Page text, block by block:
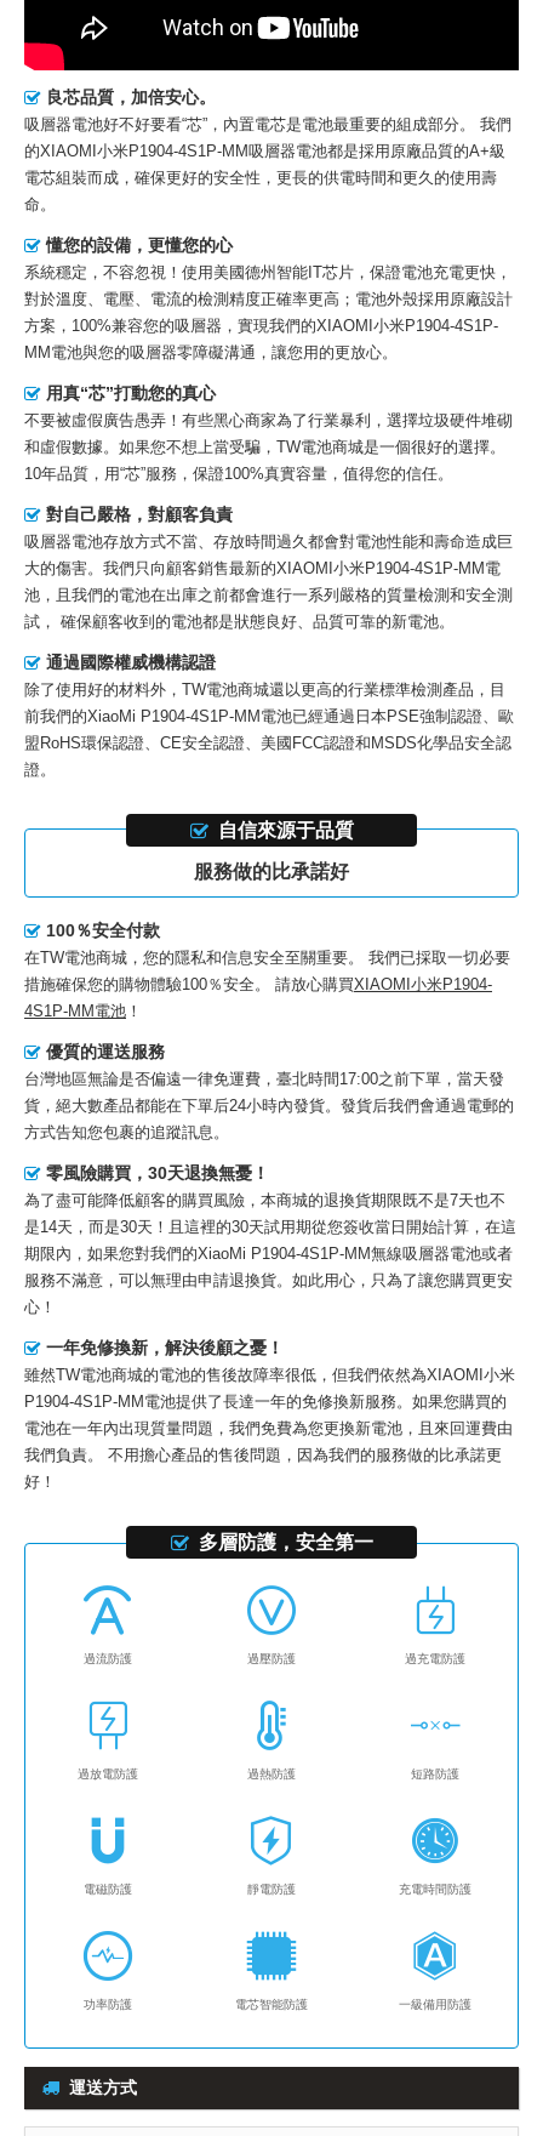
良芯品質，加倍安心。
吸層器電池好不好要看“芯”，內置電芯是電池最重要的組成部分。 我們
的XIAOMI小米P1904-4S1P-MM吸層器電池都是採用原廠品質的A+級
電芯組裝而成，確保更好的安全性，更長的供電時間和更久的使用壽
命。
懂您的設備，更懂您的心
系統穩定，不容忽視！使用美國德州智能IT芯片，保證電池充電更快，
對於溫度、電壓、電流的檢測精度正確率更高；電池外殼採用原廠設計
方案，100%兼容您的吸層器，實現我們的XIAOMI小米P1904-4S1P-
MM電池與您的吸層器零障礙溝通，讓您用的更放心。
用真“芯”打動您的真心
不要被虛假廣告愚弄！有些黑心商家為了行業暴利，選擇垃圾硬件堆砌
和虛假數據。如果您不想上當受騙，TW電池商城是一個很好的選擇。
10年品質，用“芯”服務，保證100%真實容量，值得您的信任。
對自己嚴格，對顧客負責
吸層器電池存放方式不當、存放時間過久都會對電池性能和壽命造成巨
大的傷害。我們只向顧客銷售最新的XIAOMI小米P1904-4S1P-MM電
池 ，且我們的電池在出庫之前都會進行一系列嚴格的質量檢測和安全測
試， 確保顧客收到的電池都是狀態良好、品質可靠的新電池。
通過國際權威機構認證
除了使用好的材料外，TW電池商城還以更高的行業標準檢測產品，目
前我們的XiaoMi P1904-4S1P-MM電池已經通過日本PSE強制認證、歐
盟RoHS環保認證、CE安全認證、美國FCC認證和MSDS化學品安全認
證。
自信來源于品質
服務做的比承諾好
100％安全付款
在TW電池商城，您的隱私和信息安全至關重要。 我們已採取一切必要
措施確保您的購物體驗100％安全。 請放心購買XIAOMI小米P1904-
4S1P-MM電池 ！
優質的運送服務
台灣地區無論是否偏遠一律免運費，臺北時間17:00之前下單，當天發
貨，絕大數產品都能在下單后24小時內發貨。發貨后我們會通過電郵的
方式告知您包裹的追蹤訊息。
零風險購買，30天退換無憂！
為了盡可能降低顧客的購買風險，本商城的退換貨期限既不是7天也不
是14天，而是30天！且這裡的30天試用期從您簽收當日開始計算，在這
期限內，如果您對我們的XiaoMi P1904-4S1P-MM無線吸層器電池或者
服務不滿意，可以無理由申請退換貨。如此用心，只為了讓您購買更安
心！
一年免修換新，解決後顧之憂！
雖然TW電池商城的電池的售後故障率很低，但我們依然為XIAOMI小米
P1904-4S1P-MM電池提供了長達一年的免修換新服務。如果您購買的
電池在一年內出現質量問題，我們免費為您更換新電池，且來回運費由
我們負責。 不用擔心產品的售後問題，因為我們的服務做的比承諾更
好！
多層防護，安全第一
過流防護 過壓防護 過充電防護
過放電防護 過熱防護 短路防護
電磁防護 靜電防護 充電時間防護
功率防護 電芯智能防護 一級備用防護
運送方式